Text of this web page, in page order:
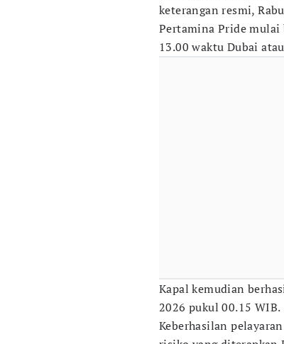
keterangan resmi,
Pertamina Pride mulai
13.00 waktu Dubai
Kapal kemudian
2026 pukul 00.15 WIB.
Keberhasilan